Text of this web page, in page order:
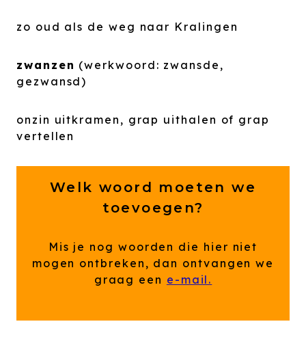
zo oud als de weg naar Kralingen
zwanzen (werkwoord: zwansde,
gezwansd)
onzin uitkramen, grap uithalen of grap
vertellen
Welk woord moeten we
toevoegen?
Mis je nog woorden die hier niet
mogen ontbreken, dan ontvangen we
graag een e-mail.